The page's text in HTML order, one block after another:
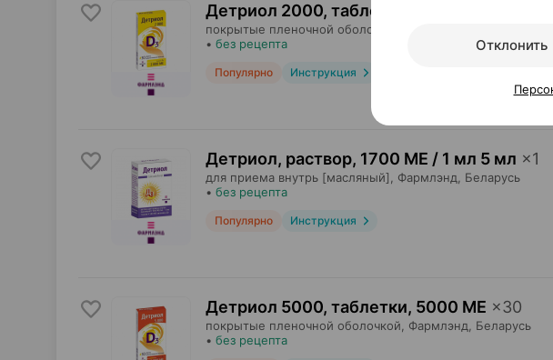
Детриол 2000, таблетки
покрытые пленочной оболочкой,
• без рецепта
Популярно Инструкция
Детриол, раствор, 1700 МЕ / 1 мл 5 мл ×1
для приема внутрь [масляный], Фармлэнд , Беларусь
• без рецепта
Популярно Инструкция
Детриол 5000, таблетки, 5000 МЕ ×30
покрытые пленочной оболочкой, Фармлэнд , Беларусь
• без рецепта
Отклонить